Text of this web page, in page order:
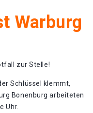
Warburg
zur Stelle!
Schlüssel klemmt,
Bonenburg arbeiteten
Uhr.